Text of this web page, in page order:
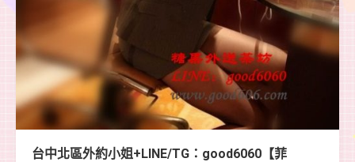
台中北區外約小姐+LINE/TG：good6060【菲